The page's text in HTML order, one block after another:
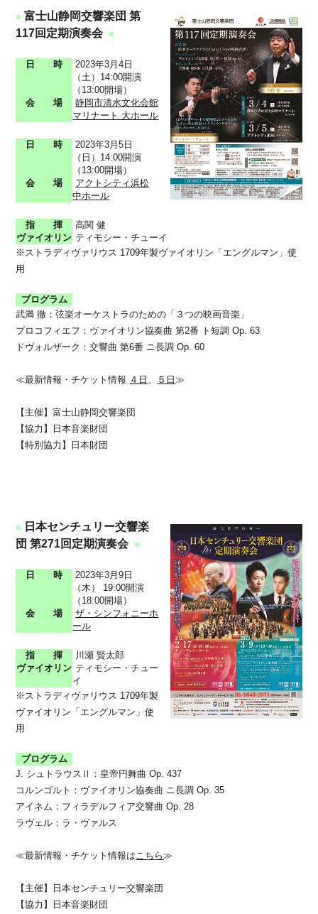
■ 富士山静岡交響楽団 第
117回定期演奏会 ■
日 時
2023年3月4日
（土）14:00開演
（13:00開場）
会 場
静岡市清水文化会館
マリナート 大ホール
日 時
2023年3月5日
（日）14:00開演
（13:00開場）
会 場
アクトシティ浜松
中ホール
指 揮
高関 健
ヴァイオリン ティモシー・チューイ
※ストラディヴァリウス 1709年製ヴァイオリン「エングルマン」使
用
プログラム
武満 徹：弦楽オーケストラのための「３つの映画音楽」
プロコフィエフ：ヴァイオリン協奏曲 第2番 ト短調 Op. 63
ドヴォルザーク：交響曲 第6番 ニ長調 Op. 60
≪最新情報・チケット情報 ４日 、 ５日≫
【主催】富士山静岡交響楽団
【協力】日本音楽財団
【特別協力】日本財団
■ 日本センチュリー交響楽
団 第271回定期演奏会 ■
日 時
2023年3月9日
（木） 19:00開演
（18:00開場）
会 場
ザ・シンフォニーホ
ール
指 揮
川瀬 賢太郎
ヴァイオリン ティモシー・チュー
イ
※ストラディヴァリウス 1709年製
ヴァイオリン「エングルマン」使
用
プログラム
J. シュトラウスⅡ：皇帝円舞曲 Op. 437
コルンゴルト：ヴァイオリン協奏曲 ニ長調 Op. 35
アイネム：フィラデルフィア交響曲 Op. 28
ラヴェル：ラ・ヴァルス
≪最新情報・チケット情報はこちら≫
【主催】日本センチュリー交響楽団
【協力】日本音楽財団